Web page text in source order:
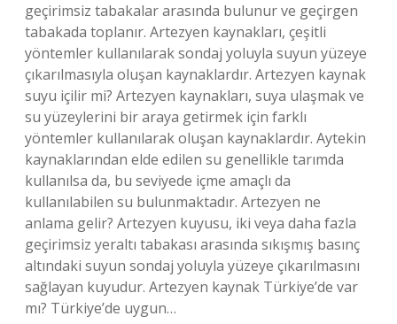
geçirimsiz tabakalar arasında bulunur ve geçirgen
tabakada toplanır. Artezyen kaynakları, çeşitli
yöntemler kullanılarak sondaj yoluyla suyun yüzeye
çıkarılmasıyla oluşan kaynaklardır. Artezyen kaynak
suyu içilir mi? Artezyen kaynakları, suya ulaşmak ve
su yüzeylerini bir araya getirmek için farklı
yöntemler kullanılarak oluşan kaynaklardır. Aytekin
kaynaklarından elde edilen su genellikle tarımda
kullanılsa da, bu seviyede içme amaçlı da
kullanılabilen su bulunmaktadır. Artezyen ne
anlama gelir? Artezyen kuyusu, iki veya daha fazla
geçirimsiz yeraltı tabakası arasında sıkışmış basınç
altındaki suyun sondaj yoluyla yüzeye çıkarılmasını
sağlayan kuyudur. Artezyen kaynak Türkiye’de var
mı? Türkiye’de uygun…